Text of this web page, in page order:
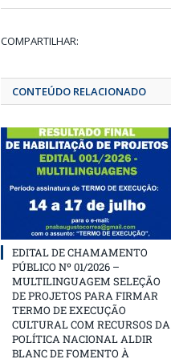
COMPARTILHAR:
CONTEÚDO RELACIONADO
EDITAL DE CHAMAMENTO
PÚBLICO Nº 01/2026 –
MULTILINGUAGEM SELEÇÃO
DE PROJETOS PARA FIRMAR
TERMO DE EXECUÇÃO
CULTURAL COM RECURSOS DA
POLÍTICA NACIONAL ALDIR
BLANC DE FOMENTO À